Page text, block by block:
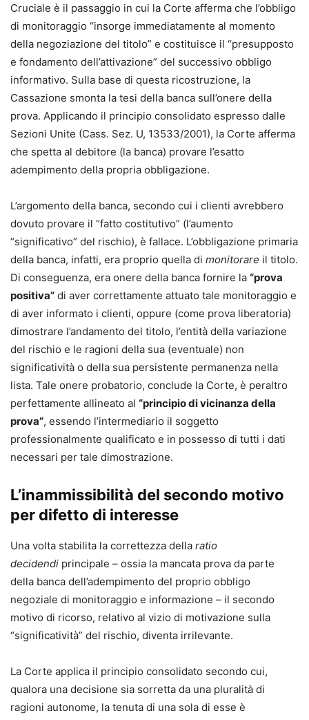
Cruciale è il passaggio in cui la Corte afferma che l’obbligo
di monitoraggio “insorge immediatamente al momento
della negoziazione del titolo” e costituisce il “presupposto
e fondamento dell’attivazione” del successivo obbligo
informativo. Sulla base di questa ricostruzione, la
Cassazione smonta la tesi della banca sull’onere della
prova. Applicando il principio consolidato espresso dalle
Sezioni Unite (Cass. Sez. U, 13533/2001), la Corte afferma
che spetta al debitore (la banca) provare l’esatto
adempimento della propria obbligazione.
L’argomento della banca, secondo cui i clienti avrebbero
dovuto provare il “fatto costitutivo” (l’aumento
“significativo” del rischio), è fallace. L’obbligazione primaria
della banca, infatti, era proprio quella di monitorare il titolo.
Di conseguenza, era onere della banca fornire la “prova
positiva” di aver correttamente attuato tale monitoraggio e
di aver informato i clienti, oppure (come prova liberatoria)
dimostrare l’andamento del titolo, l’entità della variazione
del rischio e le ragioni della sua (eventuale) non
significatività o della sua persistente permanenza nella
lista. Tale onere probatorio, conclude la Corte, è peraltro
perfettamente allineato al “principio di vicinanza della
prova”, essendo l’intermediario il soggetto
professionalmente qualificato e in possesso di tutti i dati
necessari per tale dimostrazione.
L’inammissibilità del secondo motivo
per difetto di interesse
Una volta stabilita la correttezza della ratio
decidendi principale – ossia la mancata prova da parte
della banca dell’adempimento del proprio obbligo
negoziale di monitoraggio e informazione – il secondo
motivo di ricorso, relativo al vizio di motivazione sulla
“significatività” del rischio, diventa irrilevante.
La Corte applica il principio consolidato secondo cui,
qualora una decisione sia sorretta da una pluralità di
ragioni autonome, la tenuta di una sola di esse è